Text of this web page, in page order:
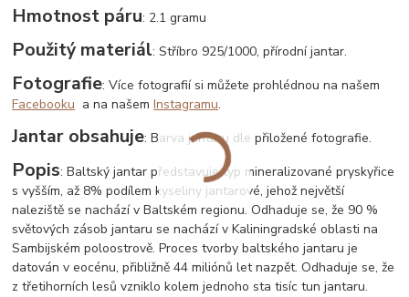
Hmotnost páru: 2.1 gramu
Použitý materiál: Stříbro 925/1000, přírodní jantar.
Fotografie: Více fotografií si můžete prohlédnou na našem
Facebooku a na našemInstagramu.
Jantar obsahuje: Barva jantaru dle přiložené fotografie.
Popis: Baltský jantar představuje typ mineralizované pryskyřice
s vyšším, až 8% podílem kyseliny jantarové, jehož největší
naleziště se nachází v Baltském regionu. Odhaduje se, že 90 %
světových zásob jantaru se nachází v Kaliningradské oblasti na
Sambijském poloostrově. Proces tvorby baltského jantaru je
datován v eocénu, přibližně 44 miliónů let nazpět. Odhaduje se, že
z třetihorních lesů vzniklo kolem jednoho sta tisíc tun jantaru.